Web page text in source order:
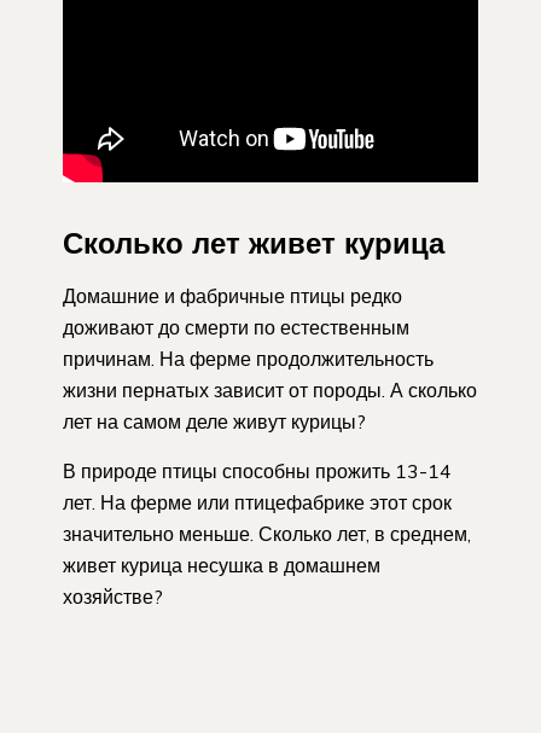
Сколько лет живет курица
Домашние и фабричные птицы редко
доживают до смерти по естественным
причинам. На ферме продолжительность
жизни пернатых зависит от породы. А сколько
лет на самом деле живут курицы?
В природе птицы способны прожить 13-14
лет. На ферме или птицефабрике этот срок
значительно меньше. Сколько лет, в среднем,
живет курица несушка в домашнем
хозяйстве?